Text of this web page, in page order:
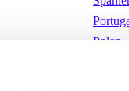
Polen